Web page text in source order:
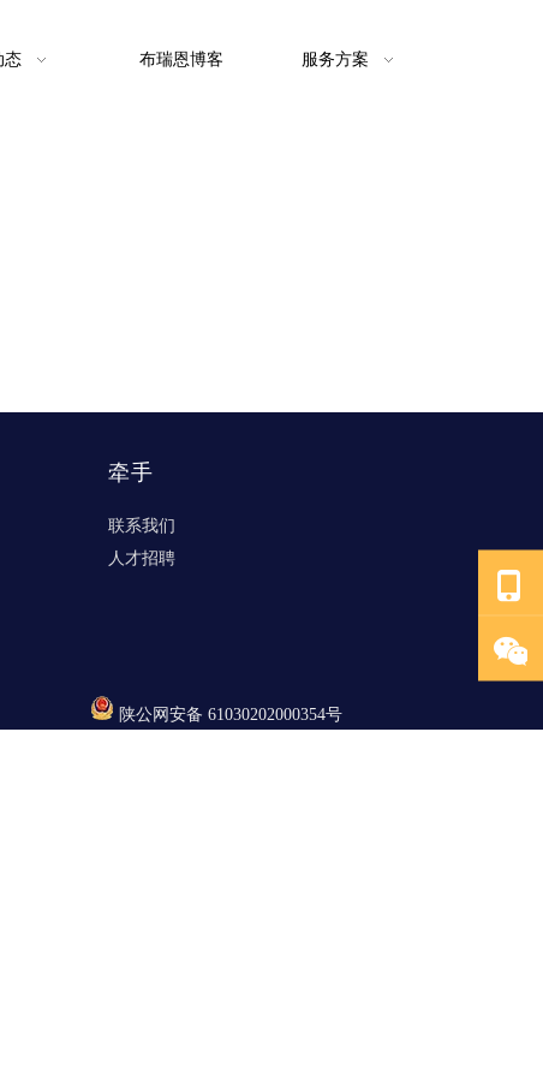
态 布瑞恩博客 服务方案
牵手
联系我们
人才招聘
陕公网安备 61030202000354号